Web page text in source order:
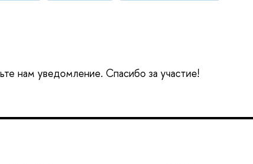
нам уведомление. Спасибо за участие!